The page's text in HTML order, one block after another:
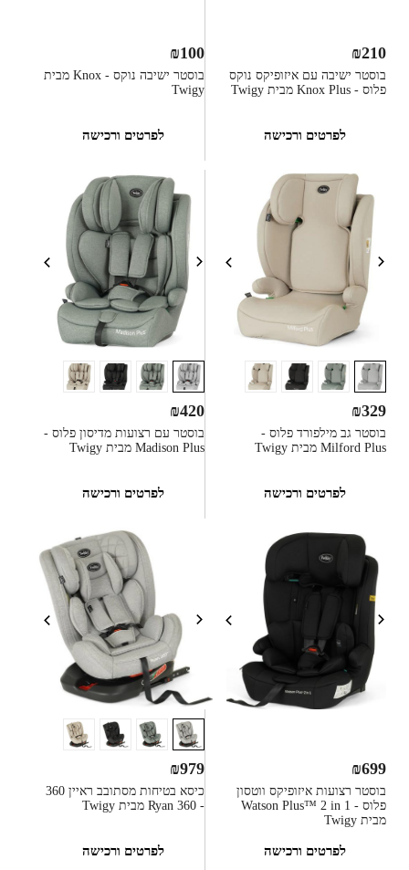
בוסטר ישיבה עם איזופיקס נוקס
פלוס - Knox Plus מבית Twigy
₪210
לפרטים ורכישה
בוסטר ישיבה נוקס - Knox מבית
Twigy
₪100
לפרטים ורכישה
בוסטר גב מילפורד פלוס -
Milford Plus מבית Twigy
₪329
לפרטים ורכישה
בוסטר עם רצועות מדיסון פלוס -
Madison Plus מבית Twigy
₪420
לפרטים ורכישה
בוסטר רצועות איזופיקס ווטסון
פלוס - Watson Plus™ 2 in 1
מבית Twigy
₪699
לפרטים ורכישה
כיסא בטיחות מסתובב ראיין 360
- Ryan 360 מבית Twigy
₪979
לפרטים ורכישה